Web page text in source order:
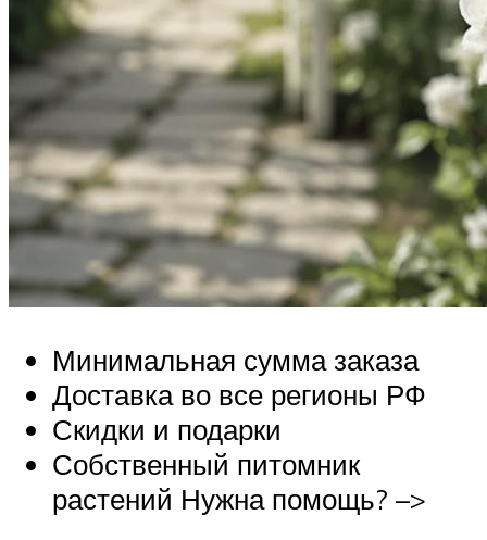
Минимальная сумма заказа
Доставка во все регионы РФ
Скидки и подарки
Собственный питомник
растений Нужна помощь? –>